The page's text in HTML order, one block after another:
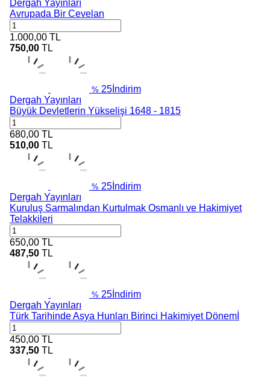
Dergah Yayınları
Avrupada Bir Cevelan
1.000,00 TL
750,00 TL
% 25 İndirim
Dergah Yayınları
Büyük Devletlerin Yükselişi 1648 - 1815
680,00 TL
510,00 TL
% 25 İndirim
Dergah Yayınları
Kuruluş Sarmalından Kurtulmak Osmanlı ve Hakimiyet
Telakkileri
650,00 TL
487,50 TL
% 25 İndirim
Dergah Yayınları
Türk Tarihinde Asya Hunları Birinci Hakimiyet Dönemİ
450,00 TL
337,50 TL